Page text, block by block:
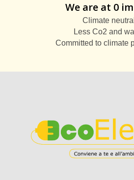
We are at 0
Climate
Less Co2 and
Committed to climate